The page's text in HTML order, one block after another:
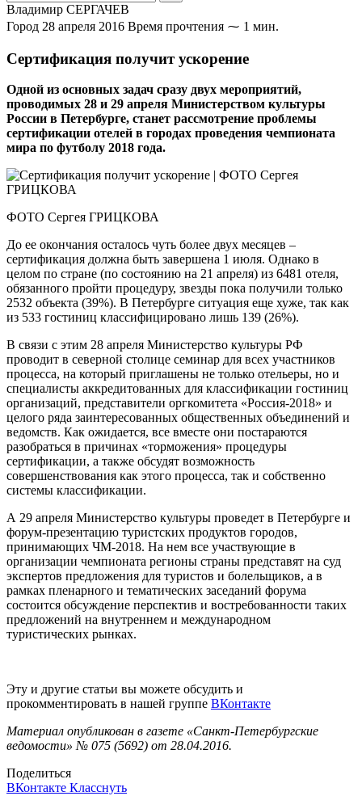
Владимир СЕРГАЧЕВ
Город 28 апреля 2016 Время прочтения ⁓ 1 мин.
Сертификация получит ускорение
Одной из основных задач сразу двух мероприятий,
проводимых 28 и 29 апреля Министерством культуры
России в Петербурге, станет рассмотрение проблемы
сертификации отелей в городах проведения чемпионата
мира по футболу 2018 года.
ФОТО Сергея ГРИЦКОВА
До ее окончания осталось чуть более двух месяцев –
сертификация должна быть завершена 1 июля. Однако в
целом по стране (по состоянию на 21 апреля) из 6481 отеля,
обязанного пройти процедуру, звезды пока получили только
2532 объекта (39%). В Петербурге ситуация еще хуже, так как
из 533 гостиниц классифицировано лишь 139 (26%).
В связи с этим 28 апреля Министерство культуры РФ
проводит в северной столице семинар для всех участников
процесса, на который приглашены не только отельеры, но и
специалисты аккредитованных для классификации гостиниц
организаций, представители оргкомитета «Россия-2018» и
целого ряда заинтересованных общественных объединений и
ведомств. Как ожидается, все вместе они постараются
разобраться в причинах «торможения» процедуры
сертификации, а также обсудят возможность
совершенствования как этого процесса, так и собственно
системы классификации.
А 29 апреля Министерство культуры проведет в Петербурге и
форум-презентацию туристских продуктов городов,
принимающих ЧМ-2018. На нем все участвующие в
организации чемпионата регионы страны представят на суд
экспертов предложения для туристов и болельщиков, а в
рамках пленарного и тематических заседаний форума
состоится обсуждение перспектив и востребованности таких
предложений на внутреннем и международном
туристических рынках.
Эту и другие статьи вы можете обсудить и
прокомментировать в нашей группе ВКонтакте
Материал опубликован в газете «Санкт-Петербургские
ведомости» № 075 (5692) от 28.04.2016.
Поделиться
ВКонтакте Класснуть